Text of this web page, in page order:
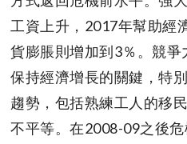
工資上升，2017年幫助經
貨膨脹則增加到3％。競
保持經濟增長的關鍵，特
趨勢，包括熟練工人的移
不平等。在2008-09之後